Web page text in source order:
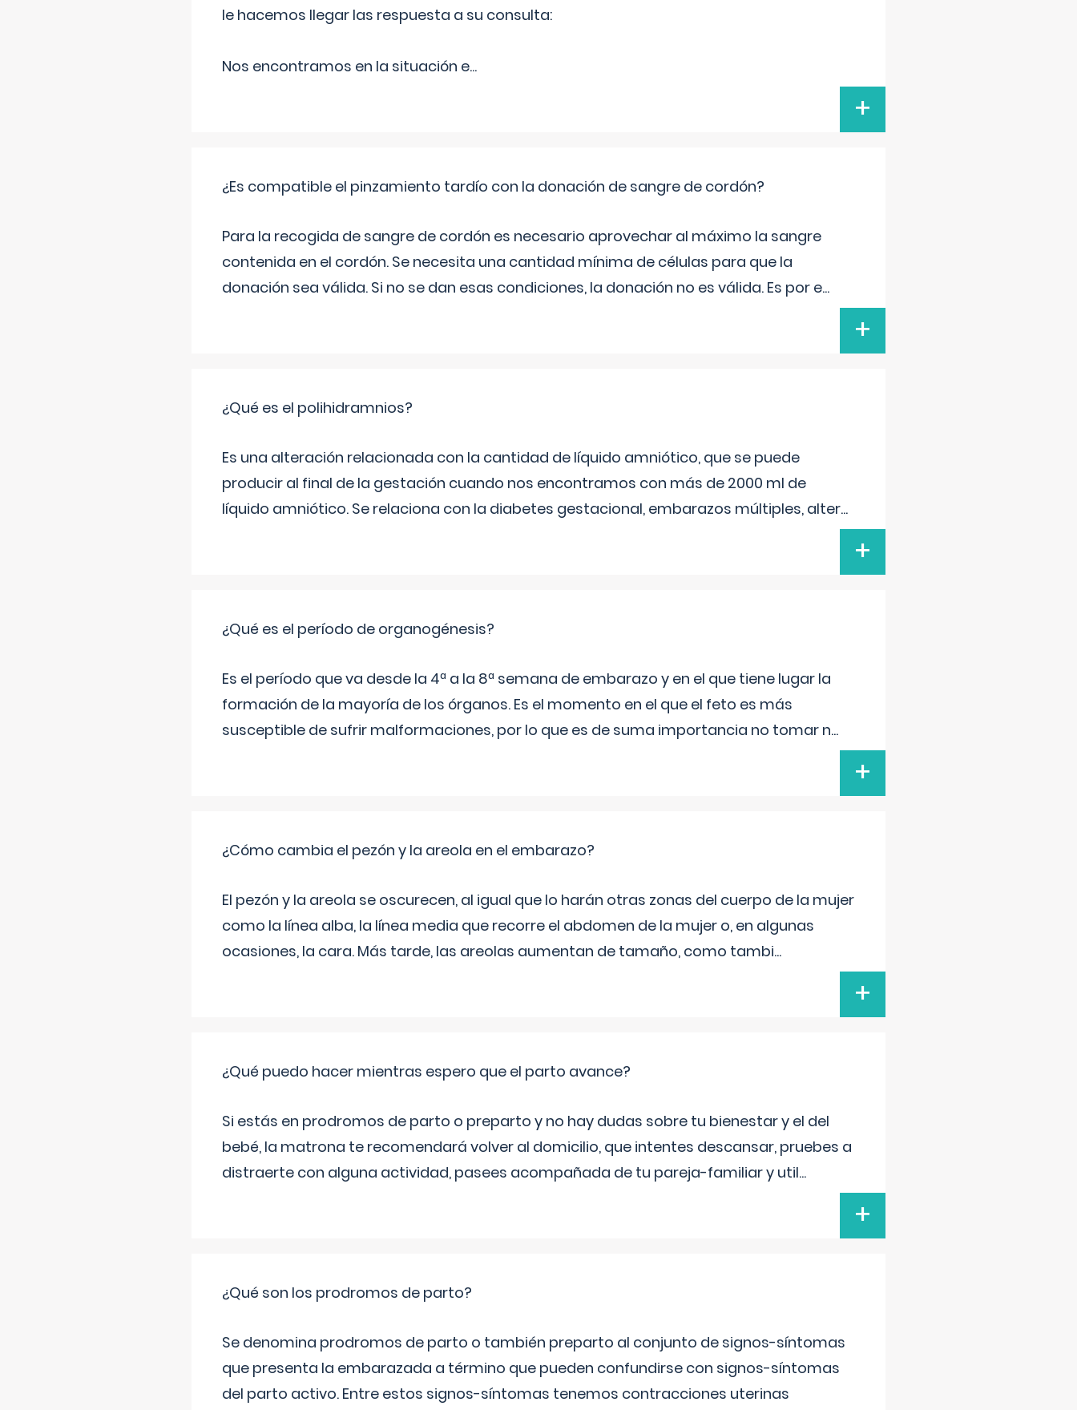
le hacemos llegar las respuesta a su consulta:
Nos encontramos en la situación e...
+
¿Es compatible el pinzamiento tardío con la donación de sangre de cordón?
Para la recogida de sangre de cordón es necesario aprovechar al máximo la sangre
contenida en el cordón. Se necesita una cantidad mínima de células para que la
donación sea válida. Si no se dan esas condiciones, la donación no es válida. Es por e...
+
¿Qué es el polihidramnios?
Es una alteración relacionada con la cantidad de líquido amniótico, que se puede
producir al final de la gestación cuando nos encontramos con más de 2000 ml de
líquido amniótico. Se relaciona con la diabetes gestacional, embarazos múltiples, alter...
+
¿Qué es el período de organogénesis?
Es el período que va desde la 4ª a la 8ª semana de embarazo y en el que tiene lugar la
formación de la mayoría de los órganos. Es el momento en el que el feto es más
susceptible de sufrir malformaciones, por lo que es de suma importancia no tomar n...
+
¿Cómo cambia el pezón y la areola en el embarazo?
El pezón y la areola se oscurecen, al igual que lo harán otras zonas del cuerpo de la mujer
como la línea alba, la línea media que recorre el abdomen de la mujer o, en algunas
ocasiones, la cara. Más tarde, las areolas aumentan de tamaño, como tambi...
+
¿Qué puedo hacer mientras espero que el parto avance?
Si estás en prodromos de parto o preparto y no hay dudas sobre tu bienestar y el del
bebé, la matrona te recomendará volver al domicilio, que intentes descansar, pruebes a
distraerte con alguna actividad, pasees acompañada de tu pareja-familiar y util...
+
¿Qué son los prodromos de parto?
Se denomina prodromos de parto o también preparto al conjunto de signos-síntomas
que presenta la embarazada a término que pueden confundirse con signos-síntomas
del parto activo. Entre estos signos-síntomas tenemos contracciones uterinas